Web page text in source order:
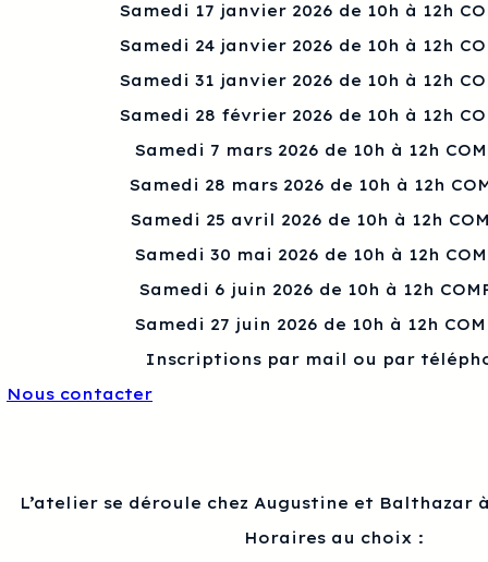
Samedi 17 janvier 2026 de 10h à 12h
Samedi 24 janvier 2026 de 10h à 12h
Samedi 31 janvier 2026 de 10h à 12h
Samedi 28 février 2026 de 10h à 12h
Samedi 7 mars 2026 de 10h à 12h
Samedi 28 mars 2026 de 10h à 12h
Samedi 25 avril 2026 de 10h à 12h
Samedi 30 mai 2026 de 10h à 12h
Samedi 6 juin 2026 de 10h à 12h
Samedi 27 juin 2026 de 10h à 12h
Inscriptions par mail ou par
Nous contacter
L’atelier se déroule chez Augustine et Balthazar
Horaires au choix :